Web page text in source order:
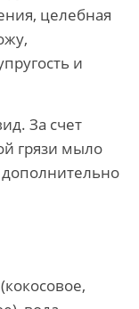
целебная
и
За счет
грязи мыло
дополнительно